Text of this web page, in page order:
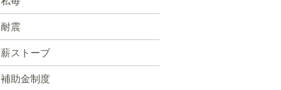
耐震
薪ストーブ
補助金制度